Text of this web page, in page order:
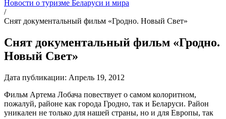
Новости о туризме Беларуси и мира
/
Снят документальный фильм «Гродно. Новый Свет»
Снят документальный фильм «Гродно.
Новый Свет»
Дата публикации: Апрель 19, 2012
Фильм Артема Лобача повествует о самом колоритном,
пожалуй, районе как города Гродно, так и Беларуси. Район
уникален не только для нашей страны, но и для Европы, так